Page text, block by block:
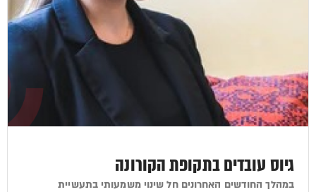
גיוס עובדים בתקופת הקורונה
במהלך החודשים האחרונים חל שינוי משמעותי בתעשיית